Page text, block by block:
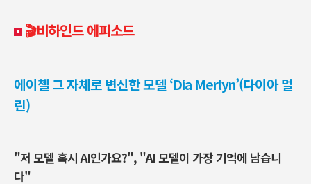
🎬비하인드 에피소드
에이첼 그 자체로 변신한 모델 ‘Dia Merlyn’(다이아 멀
린)
"저 모델 혹시 AI인가요?", "AI 모델이 가장 기억에 남습니
다"